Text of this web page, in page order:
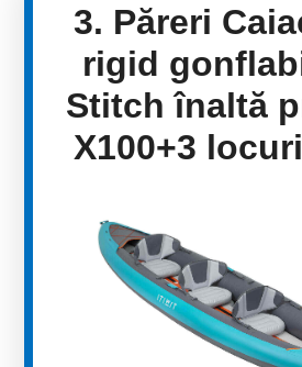
3. Păreri
rigid
Stitch înaltă
X100+3